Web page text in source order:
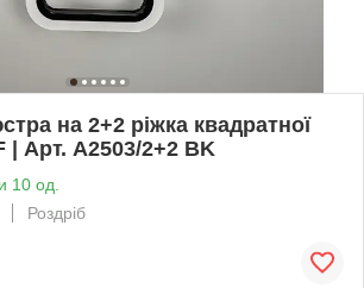
на 2+2 ріжка квадратної
Арт. A2503/2+2 BK
10 од.
Роздріб